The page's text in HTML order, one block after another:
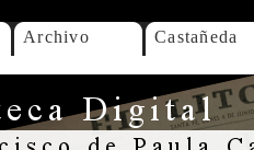
Archivo Castañeda